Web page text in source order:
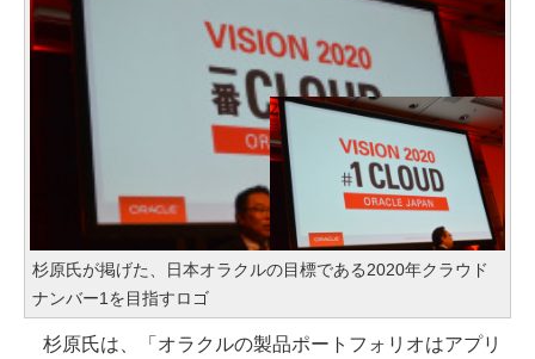
杉原氏が掲げた、日本オラクルの目標である2020年クラウド
ナンバー1を目指すロゴ
杉原氏は、「オラクルの製品ポートフォリオはアプリ